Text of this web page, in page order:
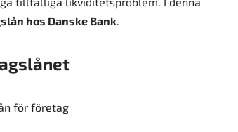
hos Danske Bank.
för företag